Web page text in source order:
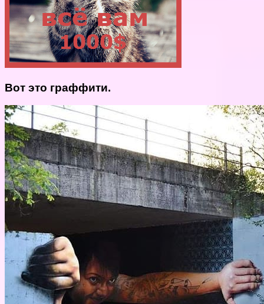
Вот это граффити.